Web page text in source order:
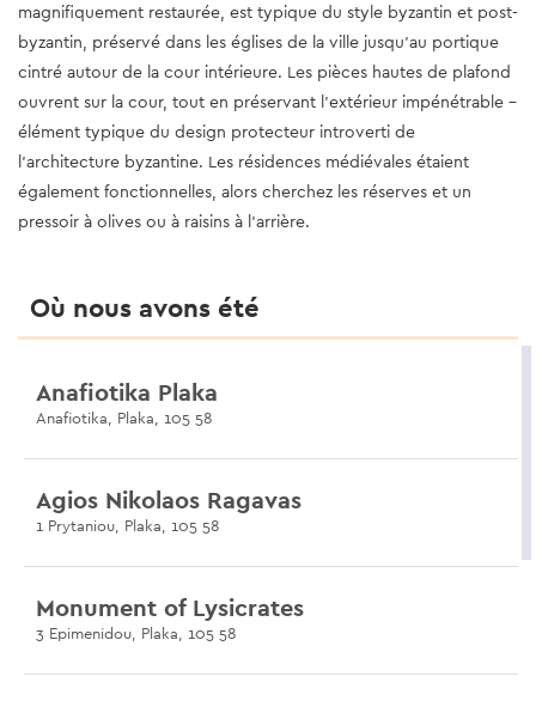
magnifiquement restaurée, est typique du style byzantin et post-
byzantin, préservé dans les églises de la ville jusqu’au portique
cintré autour de la cour intérieure. Les pièces hautes de plafond
ouvrent sur la cour, tout en préservant l’extérieur impénétrable -
élément typique du design protecteur introverti de
l’architecture byzantine. Les résidences médiévales étaient
également fonctionnelles, alors cherchez les réserves et un
pressoir à olives ou à raisins à l'arrière.
Où nous avons été
Anafiotika Plaka
Anafiotika, Plaka, 105 58
Agios Nikolaos Ragavas
1 Prytaniou, Plaka, 105 58
Monument of Lysicrates
3 Epimenidou, Plaka, 105 58